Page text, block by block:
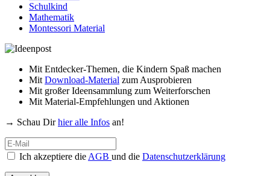
Schulkind
Mathematik
Montessori Material
Mit Entdecker-Themen, die Kindern Spaß machen
Mit Download-Material zum Ausprobieren
Mit großer Ideensammlung zum Weiterforschen
Mit Material-Empfehlungen und Aktionen
→ Schau Dirhier alle Infos an!
Ich akzeptiere die AGB und die Datenschutzerklärung